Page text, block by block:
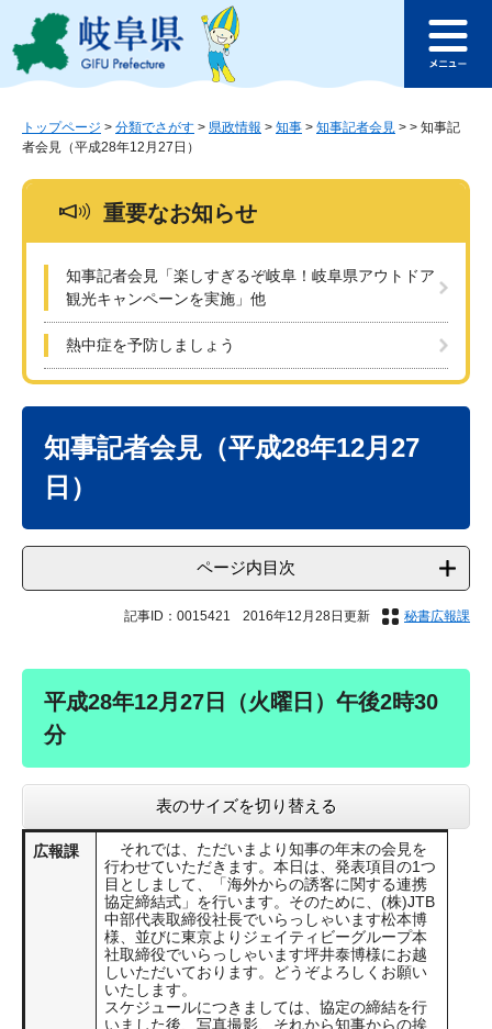
ジ
ュ
このページの本文へ
ュ
トップページ > 分類でさがす > 県政情報 > 知事 > 知事記者会見 > > 知事記
者会見（平成28年12月27日）
重要なお知らせ
知事記者会見「楽しすぎるぞ岐阜！岐阜県アウトドア
観光キャンペーンを実施」他
熱中症を予防しましょう
知事記者会見（平成28年12月27
日）
ページ内目次
記事ID：0015421 2016年12月28日更新 秘書広報課
平成28年12月27日（火曜日）午後2時30
分
表のサイズを切り替える
広報課
それでは、ただいまより知事の年末の会見を
行わせていただきます。本日は、発表項目の1つ
目としまして、「海外からの誘客に関する連携
協定締結式」を行います。そのために、(株)JTB
中部代表取締役社長でいらっしゃいます松本博
様、並びに東京よりジェイティビーグループ本
社取締役でいらっしゃいます坪井泰博様にお越
しいただいております。どうぞよろしくお願い
いたします。
スケジュールにつきましては、協定の締結を行
いました後、写真撮影、それから知事からの挨